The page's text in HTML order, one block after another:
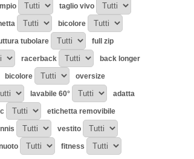
taglio vivo
bicolore
tubolare full zip
racerback back longer
bicolore oversize
lavabile 60° adatta
etichetta removibile
vestito
fitness